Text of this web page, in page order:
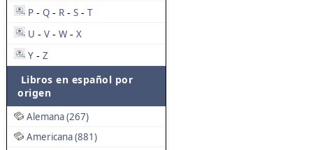
P - Q - R - S - T
U - V - W - X
Y - Z
Libros en español por
origen
Alemana (267)
Americana (881)